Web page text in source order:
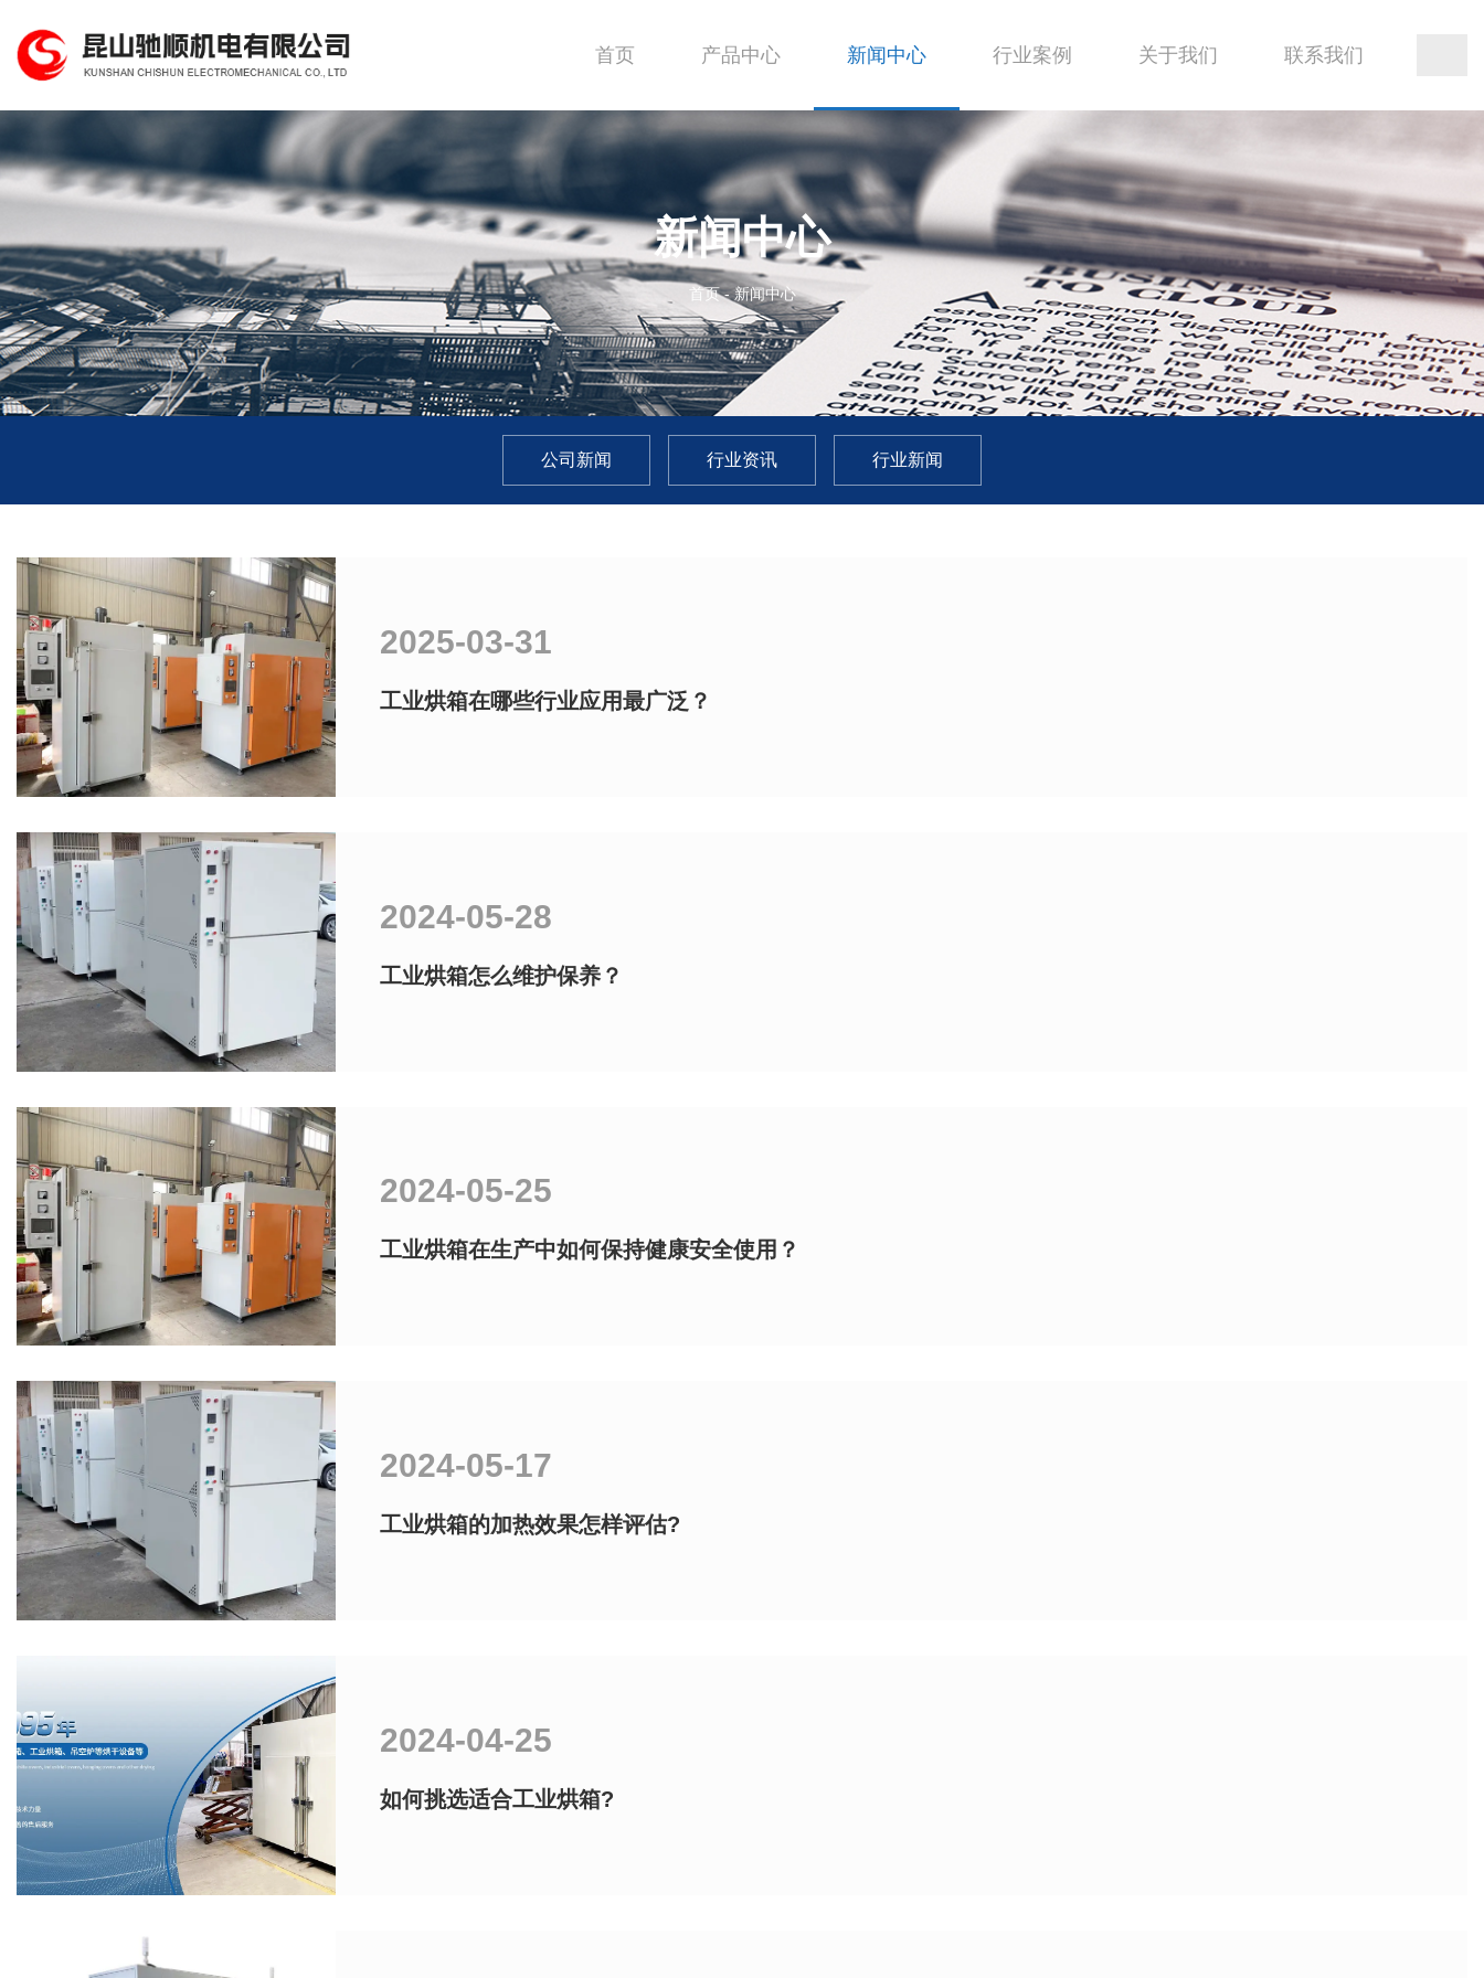
首页 产品中心 新闻中心 行业案例 关于我们 联系我们
新闻中心
首页-新闻中心
公司新闻 行业资讯 行业新闻
2025-03-31
工业烘箱在哪些行业应用最广泛？
2024-05-28
工业烘箱怎么维护保养？
2024-05-25
工业烘箱在生产中如何保持健康安全使用？
2024-05-17
工业烘箱的加热效果怎样评估?
2024-04-25
如何挑选适合工业烘箱?